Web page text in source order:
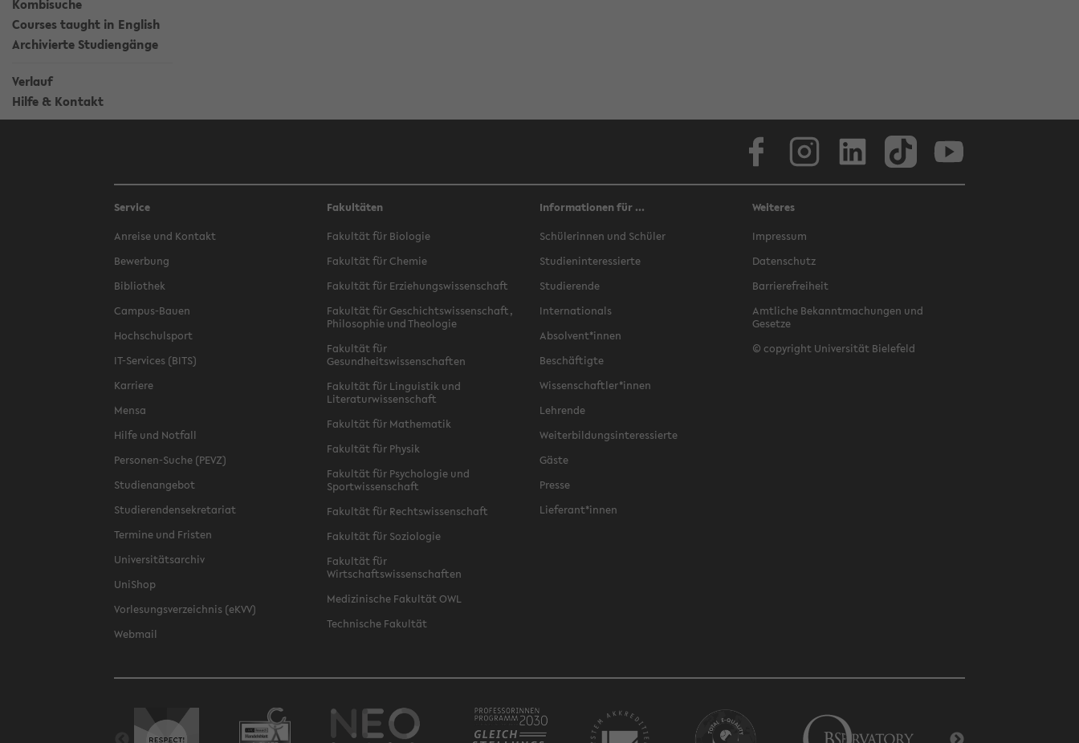
Kombisuche
Courses taught in English
Archivierte Studiengänge
Verlauf
Hilfe & Kontakt
Service
Anreise und Kontakt
Bewerbung
Bibliothek
Campus-Bauen
Hochschulsport
IT-Services (BITS)
Karriere
Mensa
Hilfe und Notfall
Personen-Suche (PEVZ)
Studienangebot
Studierendensekretariat
Termine und Fristen
Universitätsarchiv
UniShop
Vorlesungsverzeichnis (eKVV)
Webmail
Fakultäten
Fakultät für Biologie
Fakultät für Chemie
Fakultät für Erziehungswissenschaft
Fakultät für Geschichtswissenschaft,
Philosophie und Theologie
Fakultät für
Gesundheitswissenschaften
Fakultät für Linguistik und
Literaturwissenschaft
Fakultät für Mathematik
Fakultät für Physik
Fakultät für Psychologie und
Sportwissenschaft
Fakultät für Rechtswissenschaft
Fakultät für Soziologie
Fakultät für
Wirtschaftswissenschaften
Medizinische Fakultät OWL
Technische Fakultät
Informationen für ...
Schülerinnen und Schüler
Studieninteressierte
Studierende
Internationals
Absolvent*innen
Beschäftigte
Wissenschaftler*innen
Lehrende
Weiterbildungsinteressierte
Gäste
Presse
Lieferant*innen
Weiteres
Impressum
Datenschutz
Barrierefreiheit
Amtliche Bekanntmachungen und
Gesetze
© copyright Universität Bielefeld